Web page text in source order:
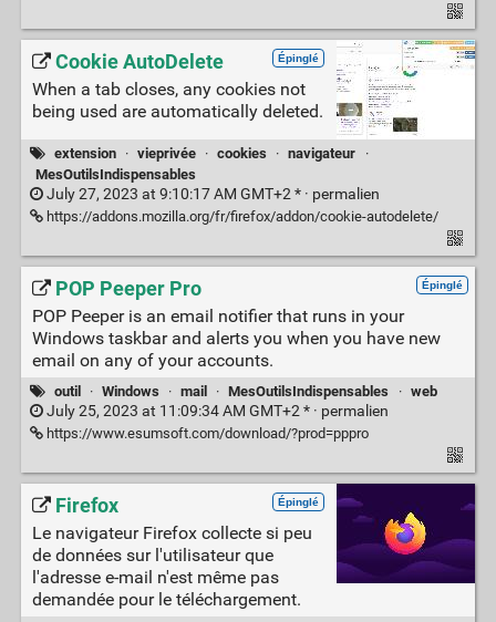
Épinglé
Cookie AutoDelete
When a tab closes, any cookies not
being used are automatically deleted.
extension · vieprivée · cookies · navigateur
·
MesOutilsIndispensables
July 27, 2023 at 9:10:17 AM GMT+2 * · permalien
https://addons.mozilla.org/fr/firefox/addon/cookie-autodelete/
Épinglé
POP Peeper Pro
POP Peeper is an email notifier that runs in your
Windows taskbar and alerts you when you have new
email on any of your accounts.
outil · Windows · mail · MesOutilsIndispensables · web
July 25, 2023 at 11:09:34 AM GMT+2 * · permalien
https://www.esumsoft.com/download/?prod=pppro
Épinglé
Firefox
Le navigateur Firefox collecte si peu
de données sur l'utilisateur que
l'adresse e-mail n'est même pas
demandée pour le téléchargement.